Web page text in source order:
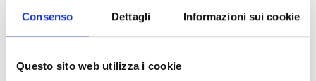
Consenso Dettagli Informazioni sui cookie
Questo sito web utilizza i cookie
A posare la simbolica prima pietra sono stati il presidente
di Anffas Lucca, Vania Nottoli, e il presidente della
che nel maggio 2013, in occasione dell’inaugurazione del